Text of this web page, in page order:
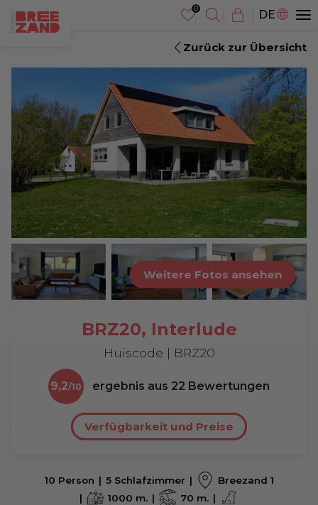
DE
NL
EN
Zurück zur Übersicht
Weitere Fotos ansehen
BRZ20, Interlude
Huiscode | BRZ20
9,2 ergebnis aus 22 Bewertungen
Verfügbarkeit und Preise
10 Person 5 Schlafzimmer
Breezand 1
1000 m.
70 m.